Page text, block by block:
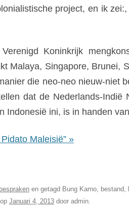
project, en ik
Koninkrijk
Malaya, Singapore, Brunei,
die neo-neo nieuw-niet
dat de Nederlands-Indië
Indonesië ini, is in handen
Maleisië” »
en getagd Bung Karno, bestand,
Januari 4, 2013 door admin.